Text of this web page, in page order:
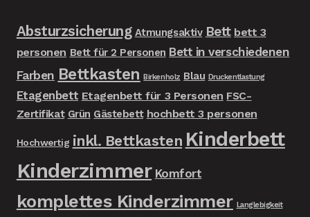
Absturzsicherung Atmungsaktiv Bett bett 3
personen Bett für 2 Personen Bett in verschiedenen
Farben Bettkasten Birkenholz Blau Druckentlastung
Etagenbett Etagenbett für 3 Personen FSC-
Zertifikat Grün Gästebett hochbett 3 personen
Hochwertig inkl. Bettkasten Kinderbett
Kinderzimmer Komfort
komplettes Kinderzimmer Langlebigkeit